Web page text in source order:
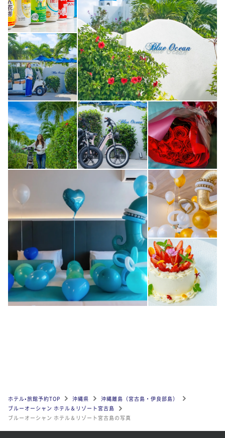
ホテル•旅館予約TOP 沖縄県
沖縄離島（宮古島・伊良部島）
ブルーオーシャン ホテル＆リゾート宮古島
ブルーオーシャン ホテル＆リゾート宮古島の写真